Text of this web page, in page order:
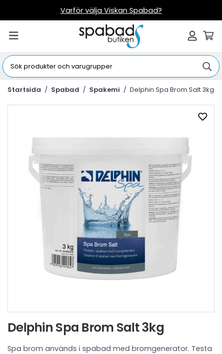
Varför välja Viskan Spabad?
Startsida / Spabad / Spakemi / Delphin Spa Brom Salt 3kg
Delphin Spa Brom Salt 3kg
Spa brom används i spabad med bromgenerator. Testa